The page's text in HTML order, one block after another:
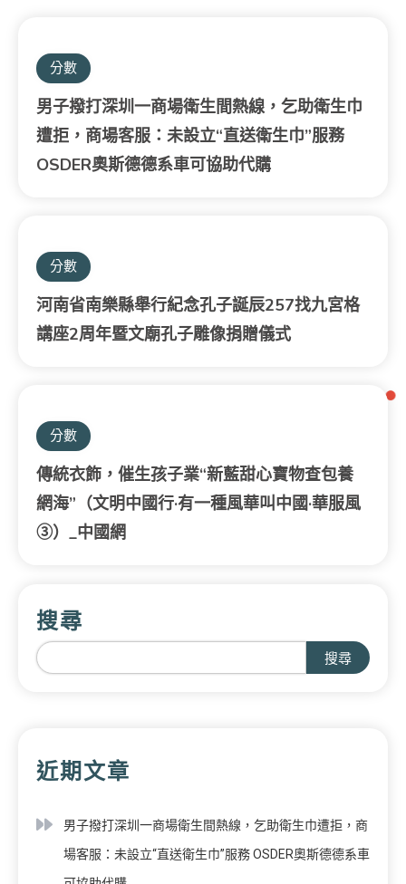
分數
男子撥打深圳一商場衛生間熱線，乞助衛生巾
遭拒，商場客服：未設立“直送衛生巾”服務
OSDER奧斯德德系車可協助代購
分數
河南省南樂縣舉行紀念孔子誕辰257找九宮格
講座2周年暨文廟孔子雕像捐贈儀式
分數
傳統衣飾，催生孩子業“新藍甜心寶物查包養
網海”（文明中國行·有一種風華叫中國·華服風
③）_中國網
搜尋
搜尋
近期文章
男子撥打深圳一商場衛生間熱線，乞助衛生巾遭拒，商
場客服：未設立“直送衛生巾”服務 OSDER奧斯德德系車